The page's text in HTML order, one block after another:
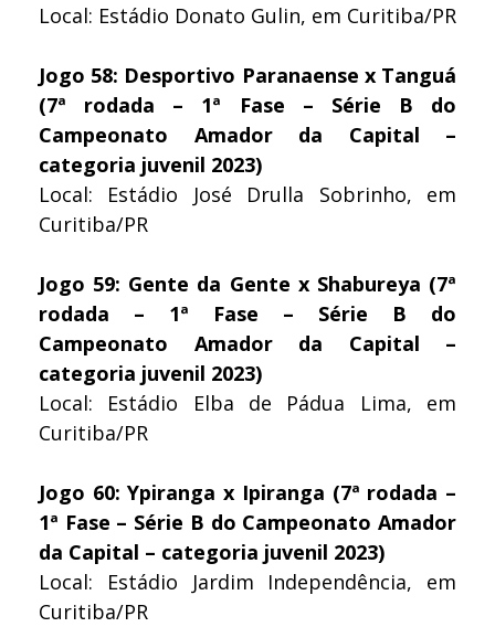
Local: Estádio Donato Gulin, em Curitiba/PR
Jogo 58: Desportivo Paranaense x Tanguá
(7ª rodada – 1ª Fase – Série B do
Campeonato Amador da Capital –
categoria juvenil 2023)
Local: Estádio José Drulla Sobrinho, em
Curitiba/PR
Jogo 59: Gente da Gente x Shabureya (7ª
rodada – 1ª Fase – Série B do
Campeonato Amador da Capital –
categoria juvenil 2023)
Local: Estádio Elba de Pádua Lima, em
Curitiba/PR
Jogo 60: Ypiranga x Ipiranga (7ª rodada –
1ª Fase – Série B do Campeonato Amador
da Capital – categoria juvenil 2023)
Local: Estádio Jardim Independência, em
Curitiba/PR